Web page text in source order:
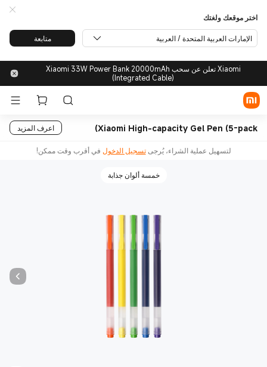
اختر موقعك ولغتك
الإمارات العربية المتحدة / العربية متابعة
Xiaomi تعلن عن سحب Xiaomi 33W Power Bank 20000mAh
(Integrated Cable)
Xiaomi High-capacity Gel Pen (5-pack) اعرف المزيد
لتسهيل عملية الشراء، يُرجىتسجيل الدخول في أقرب وقت ممكن!
خمسة ألوان جذابة